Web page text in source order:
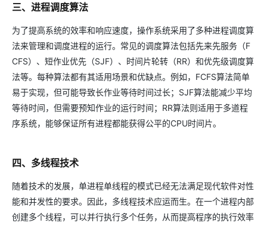
三、进程调度算法
为了提高系统的效率和响应速度，操作系统采用了多种进程调度算
法来管理和调度进程的运行。常见的调度算法包括先来先服务（F
CFS）、短作业优先（SJF）、时间片轮转（RR）和优先级调度算
法等。每种算法都有其适用场景和优缺点。例如，FCFS算法简单
易于实现，但可能导致长作业等待时间过长；SJF算法能减少平均
等待时间，但需要预知作业的运行时间；RR算法则适用于多道程
序系统，能够保证所有进程都能获得公平的CPU时间片。
四、多线程技术
随着技术的发展，单进程单线程的模式已经无法满足现代软件对性
能和并发性的要求。因此，多线程技术应运而生。在一个进程内部
创建多个线程，可以并行执行多个任务，从而提高程序的执行效率